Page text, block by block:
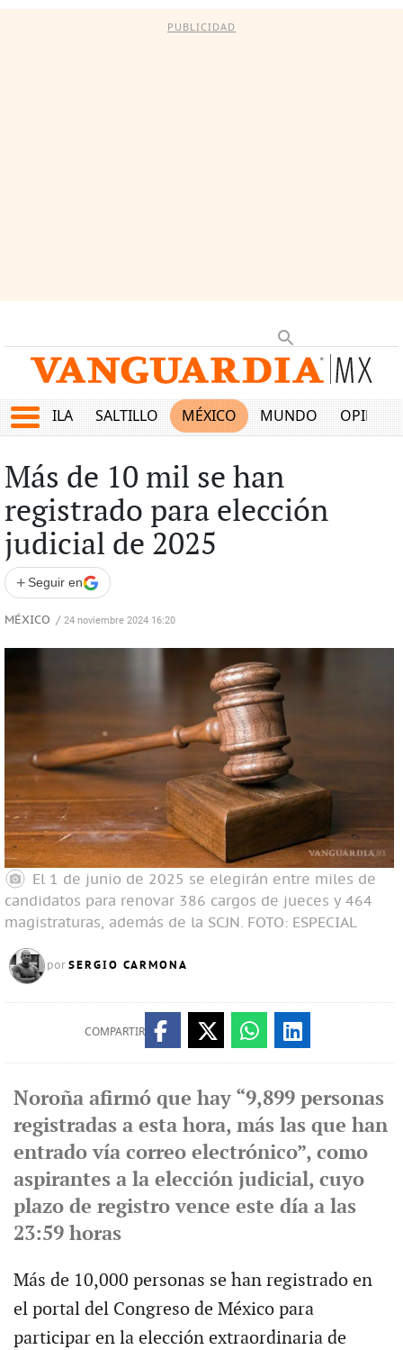
PUBLICIDAD
COAHUILA SALTILLO MÉXICO MUNDO OPINIÓN
Más de 10 mil se han
registrado para elección
judicial de 2025
+ Seguir en
MÉXICO / 24 noviembre 2024 16:20
El 1 de junio de 2025 se elegirán entre miles de
candidatos para renovar 386 cargos de jueces y 464
magistraturas, además de la SCJN. FOTO: ESPECIAL
por SERGIO CARMONA
COMPARTIR
Noroña afirmó que hay “9,899 personas
registradas a esta hora, más las que han
entrado vía correo electrónico”, como
aspirantes a la elección judicial, cuyo
plazo de registro vence este día a las
23:59 horas
Más de 10,000 personas se han registrado en
el portal del Congreso de México para
participar en la elección extraordinaria de